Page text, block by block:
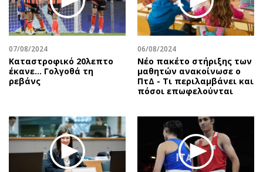
07/08/2024
Καταστροφικό 20λεπτο
έκανε… Γολγοθά τη
ρεβάνς
06/08/2024
Νέο πακέτο στήριξης των
μαθητών ανακοίνωσε ο
ΠτΔ - Τι περιλαμβάνει και
πόσοι επωφελούνται